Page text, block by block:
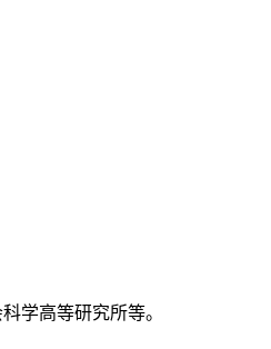
学高等研究所等。